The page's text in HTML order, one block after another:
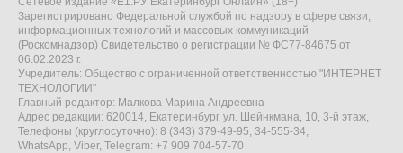
Зарегистрировано Федеральной службой по надзору в сфере связи,
информационных технологий и массовых коммуникаций
(Роскомнадзор) Свидетельство о регистрации № ФС77-84675 от
06.02.2023 г.
Учредитель: Общество с ограниченной ответственностью "ИНТЕРНЕТ
ТЕХНОЛОГИИ"
Главный редактор: Малкова Марина Андреевна
Адрес редакции: 620014, Екатеринбург, ул. Шейнкмана, 10, 3-й этаж,
Телефоны (круглосуточно): 8 (343) 379-49-95, 34-555-34,
WhatsApp, Viber, Telegram: +7 909 704-57-70